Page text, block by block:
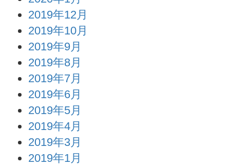
2019年12月
2019年10月
2019年9月
2019年8月
2019年7月
2019年6月
2019年5月
2019年4月
2019年3月
2019年1月